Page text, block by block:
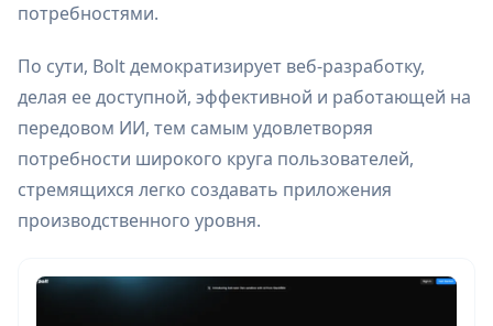
потребностями.
По сути, Bolt демократизирует веб-разработку,
делая ее доступной, эффективной и работающей на
передовом ИИ, тем самым удовлетворяя
потребности широкого круга пользователей,
стремящихся легко создавать приложения
производственного уровня.